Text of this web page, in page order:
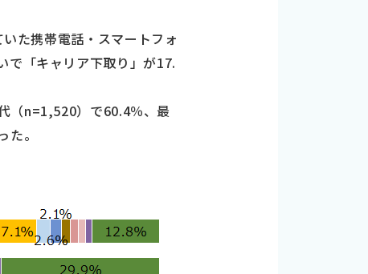
た携帯電話・スマートフォ
で「キャリア下取り」が17.
（n=1,520）で60.4％、最
。